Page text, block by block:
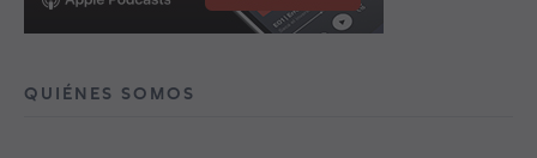
QUIÉNES SOMOS